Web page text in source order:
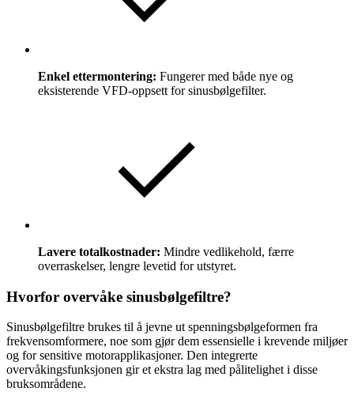
Enkel ettermontering: Fungerer med både nye og
eksisterende VFD-oppsett for sinusbølgefilter.
Lavere totalkostnader: Mindre vedlikehold, færre
overraskelser, lengre levetid for utstyret.
Hvorfor overvåke sinusbølgefiltre?
Sinusbølgefiltre brukes til å jevne ut spenningsbølgeformen fra
frekvensomformere, noe som gjør dem essensielle i krevende miljøer
og for sensitive motorapplikasjoner. Den integrerte
overvåkingsfunksjonen gir et ekstra lag med pålitelighet i disse
bruksområdene.